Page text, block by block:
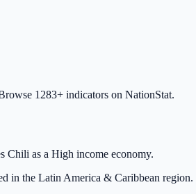
1283+ indicators on NationStat.
Chili as a High income economy.
in the Latin America & Caribbean region.